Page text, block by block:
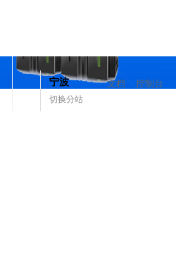
宁波
切换分站
文档 控制台